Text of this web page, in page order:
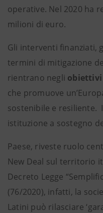
operative. Nel 2020 ha
milioni di euro.
Gli interventi finanziati,
termini di mitigazione
rientrano negli obiettivi
che promuove
sostenibile e resiliente.
istituzione a sostegno
Paese, riveste ruolo
New Deal sul territorio
Decreto Legge
(76/2020), infatti, la
Latini può rilasciare